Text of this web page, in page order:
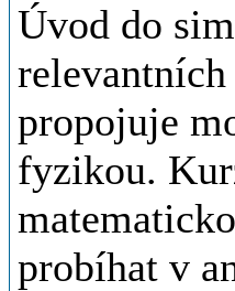
Úvod do
propojuje
fyzikou.
probíhat v